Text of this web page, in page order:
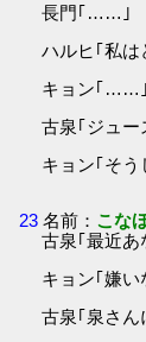
長門｢……｣
ハルヒ｢私は
キョン｢……｣
古泉｢ジュー
キョン｢そう
23 名前： こな
古泉｢最近あ
キョン｢嫌い
古泉｢泉さん